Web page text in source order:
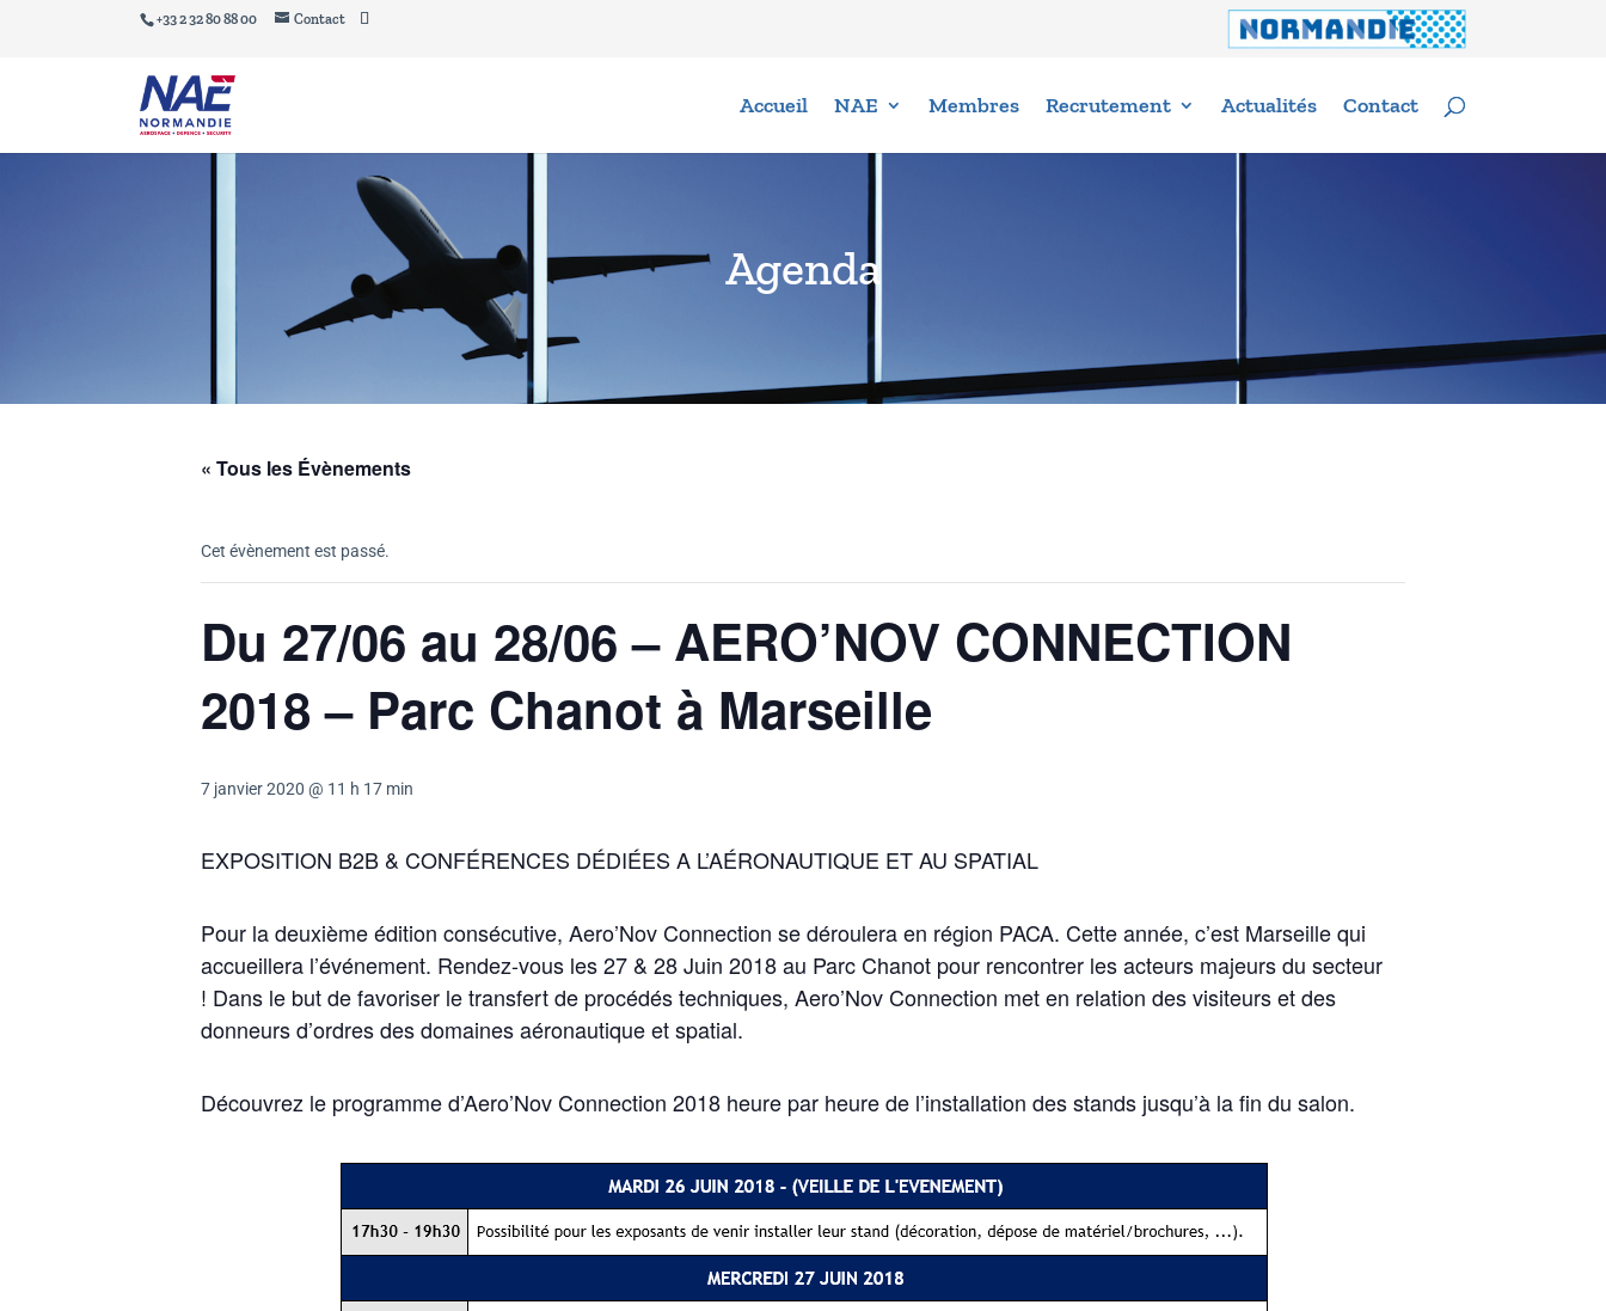
+33 2 32 80 88 00 Contact
Accueil NAE Membres Recrutement Actualités Contact
Agenda
« Tous les Évènements
Cet évènement est passé.
Du 27/06 au 28/06 – AERO’NOV CONNECTION
2018 – Parc Chanot à Marseille
7 janvier 2020 @ 11 h 17 min
EXPOSITION B2B & CONFÉRENCES DÉDIÉES A L’AÉRONAUTIQUE ET AU SPATIAL
Pour la deuxième édition consécutive, Aero’Nov Connection se déroulera en région PACA. Cette année, c’est Marseille qui
accueillera l’événement. Rendez-vous les 27 & 28 Juin 2018 au Parc Chanot pour rencontrer les acteurs majeurs du secteur
! Dans le but de favoriser le transfert de procédés techniques, Aero’Nov Connection met en relation des visiteurs et des
donneurs d’ordres des domaines aéronautique et spatial.
Découvrez le programme d’Aero’Nov Connection 2018 heure par heure de l’installation des stands jusqu’à la fin du salon.